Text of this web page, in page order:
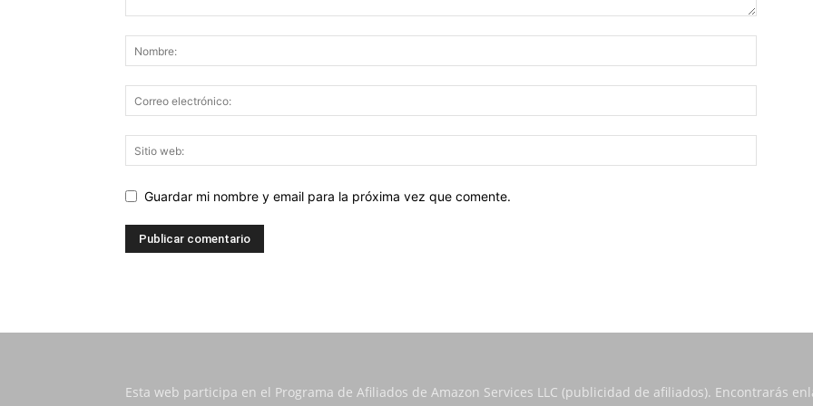
Guardar mi nombre y email para la próxima vez que comente.
Esta web participa en el Programa de Afiliados de Amazon Services LLC (publicidad de afiliados). Encontrarás